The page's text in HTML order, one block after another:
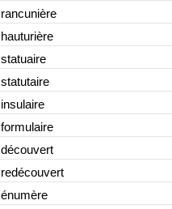
rancunière
hauturière
statuaire
statutaire
insulaire
formulaire
découvert
redécouvert
énumère